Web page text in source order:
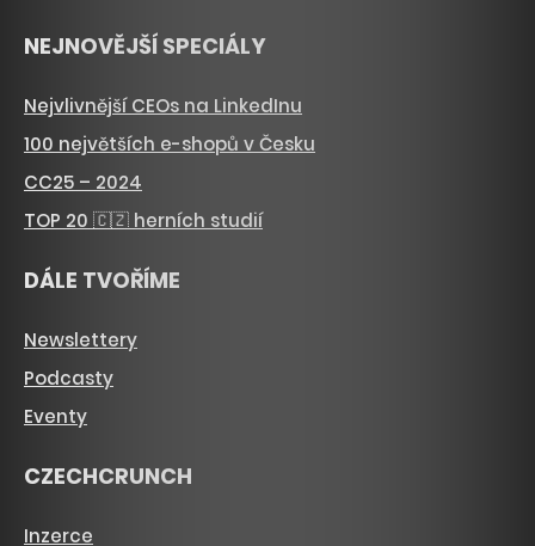
NEJNOVĚJŠÍ SPECIÁLY
Nejvlivnější CEOs na LinkedInu
100 největších e-shopů v Česku
CC25 – 2024
TOP 20 🇨🇿 herních studií
DÁLE TVOŘÍME
Newslettery
Podcasty
Eventy
CZECHCRUNCH
Inzerce